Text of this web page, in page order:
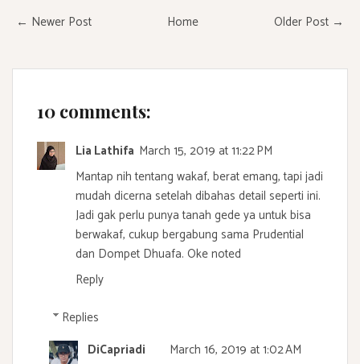
← Newer Post Older Post →
Home
10 comments:
Lia Lathifa March 15, 2019 at 11:22 PM
Mantap nih tentang wakaf, berat emang, tapi jadi
mudah dicerna setelah dibahas detail seperti ini.
Jadi gak perlu punya tanah gede ya untuk bisa
berwakaf, cukup bergabung sama Prudential
dan Dompet Dhuafa. Oke noted
Reply
Replies
DiCapriadi
March 16, 2019 at 1:02 AM